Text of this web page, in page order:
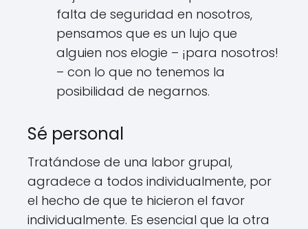
falta de seguridad en nosotros,
pensamos que es un lujo que
alguien nos elogie – ¡para nosotros!
– con lo que no tenemos la
posibilidad de negarnos.
Sé personal
Tratándose de una labor grupal,
agradece a todos individualmente, por
el hecho de que te hicieron el favor
individualmente. Es esencial que la otra